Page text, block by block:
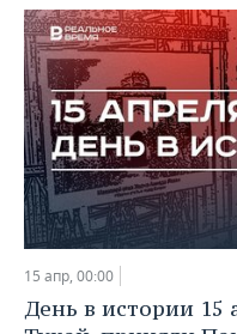
15 апр, 00:00
День в истории 15